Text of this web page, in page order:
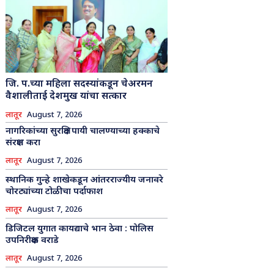
जि. प.च्या महिला सदस्यांकडून चेअरमन
वैशालीताई देशमुख यांचा सत्कार
लातूर August 7, 2026
नागरिकांच्या सुरक्षित पायी चालण्याच्या हक्काचे
संरक्षण करा
लातूर August 7, 2026
स्थानिक गुन्हे शाखेकडून आंतरराज्यीय जनावरे
चोरट्यांच्या टोळीचा पर्दाफाश
लातूर August 7, 2026
डिजिटल युगात कायद्याचे भान ठेवा : पोलिस
उपनिरीक्षक वराडे
लातूर August 7, 2026